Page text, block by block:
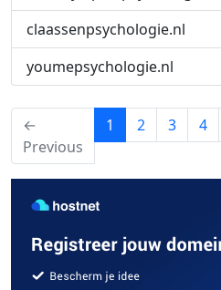
claassenpsychologie.nl
youmepsychologie.nl
←
Previous
1 (current)
2 3 4